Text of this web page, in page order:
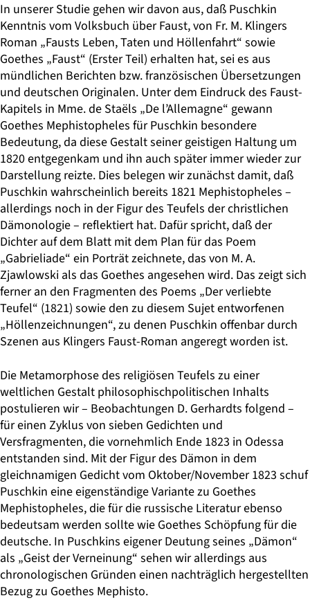
In unserer Studie gehen wir davon aus, daß Puschkin
Kenntnis vom Volksbuch über Faust, von Fr. M. Klingers
Roman „Fausts Leben, Taten und Höllenfahrt“ sowie
Goethes „Faust“ (Erster Teil) erhalten hat, sei es aus
mündlichen Berichten bzw. französischen Übersetzungen
und deutschen Originalen. Unter dem Eindruck des Faust-
Kapitels in Mme. de Staëls „De l’Allemagne“ gewann
Goethes Mephistopheles für Puschkin besondere
Bedeutung, da diese Gestalt seiner geistigen Haltung um
1820 entgegenkam und ihn auch später immer wieder zur
Darstellung reizte. Dies belegen wir zunächst damit, daß
Puschkin wahrscheinlich bereits 1821 Mephisto­pheles –
allerdings noch in der Figur des Teufels der christlichen
Dämonologie – reflektiert hat. Dafür spricht, daß der
Dichter auf dem Blatt mit dem Plan für das Poem
„Gabrieliade“ ein Porträt zeichnete, das von M. A.
Zjawlowski als das Goethes angesehen wird. Das zeigt sich
ferner an den Fragmenten des Poems „Der verliebte
Teufel“ (1821) sowie den zu diesem Sujet entworfenen
„Höllenzeichnungen“, zu denen Puschkin offenbar durch
Szenen aus Klingers Faust-Roman angeregt worden ist.
Die Metamorphose des religiösen Teufels zu einer
weltlichen Gestalt philosophisch­politischen Inhalts
postulieren wir – Beobachtungen D. Gerhardts folgend –
für einen Zyklus von sieben Gedichten und
Versfragmenten, die vornehmlich Ende 1823 in Odessa
entstanden sind. Mit der Figur des Dämon in dem
gleichnamigen Gedicht vom Oktober/November 1823 schuf
Puschkin eine eigenständige Variante zu Goethes
Mephistopheles, die für die russische Literatur ebenso
bedeutsam werden sollte wie Goethes Schöpfung für die
deutsche. In Puschkins eigener Deutung seines „Dämon“
als „Geist der Verneinung“ sehen wir allerdings aus
chronologischen Gründen einen nachträglich hergestellten
Bezug zu Goethes Mephisto.